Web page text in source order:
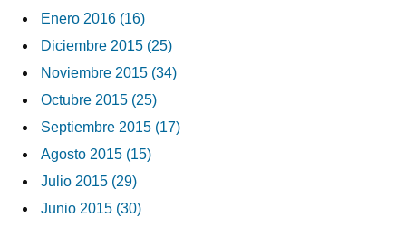
Enero 2016 (16)
Diciembre 2015 (25)
Noviembre 2015 (34)
Octubre 2015 (25)
Septiembre 2015 (17)
Agosto 2015 (15)
Julio 2015 (29)
Junio 2015 (30)